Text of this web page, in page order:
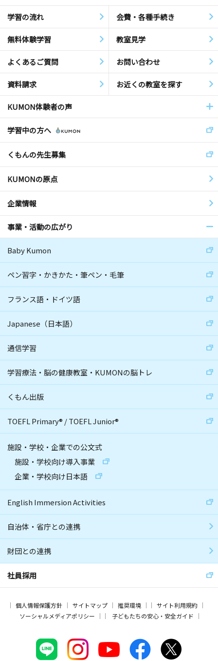
学習の流れ 会費・各種手続き
無料体験学習 教室見学
よくあるご質問 お問い合わせ
資料請求 お近くの教室を探す
KUMON体験者の声
学習中の方へ
くもんの先生募集
KUMONの原点
企業情報
事業・活動の広がり
Baby Kumon
ペン習字・かきかた・筆ペン・毛筆
フランス語・ドイツ語
Japanese（日本語）
通信学習
学習療法・脳の健康教室・KUMONの脳トレ
くもん出版
TOEFL Primary® /TOEFL Junior®
施設・学校・企業での公文式
施設・学校向け導入事業
企業・学校向け日本語
English Immersion Activities
自治体・省庁との連携
財団との連携
社員採用
個人情報保護方針 サイトマップ 推奨環境
サイト利用規約
ソーシャルメディアポリシー
子どもたちの安心・安全ガイド